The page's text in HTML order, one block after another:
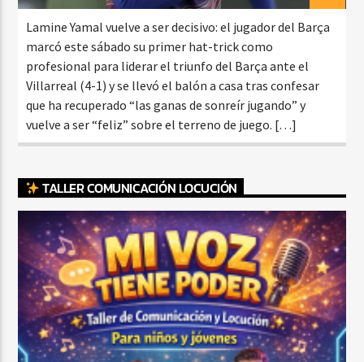
Lamine Yamal vuelve a ser decisivo: el jugador del Barça
marcó este sábado su primer hat-trick como
profesional para liderar el triunfo del Barça ante el
Villarreal (4-1) y se llevó el balón a casa tras confesar
que ha recuperado “las ganas de sonreír jugando” y
vuelve a ser “feliz” sobre el terreno de juego. […]
TALLER COMUNICACIÓN LOCUCIÓN